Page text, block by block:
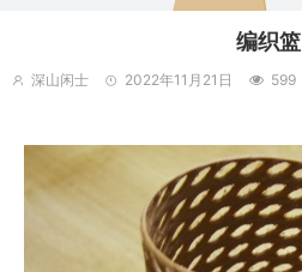
编织篮
深山闲士 2022年11月21日 599